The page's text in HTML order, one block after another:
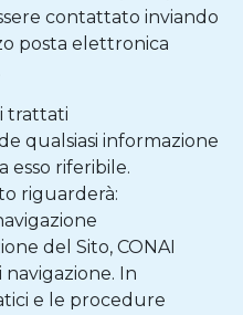
contattato inviando
posta elettronica
trattati
qualsiasi informazione
esso riferibile.
riguarderà:
del Sito, CONAI
navigazione. In
e le procedure